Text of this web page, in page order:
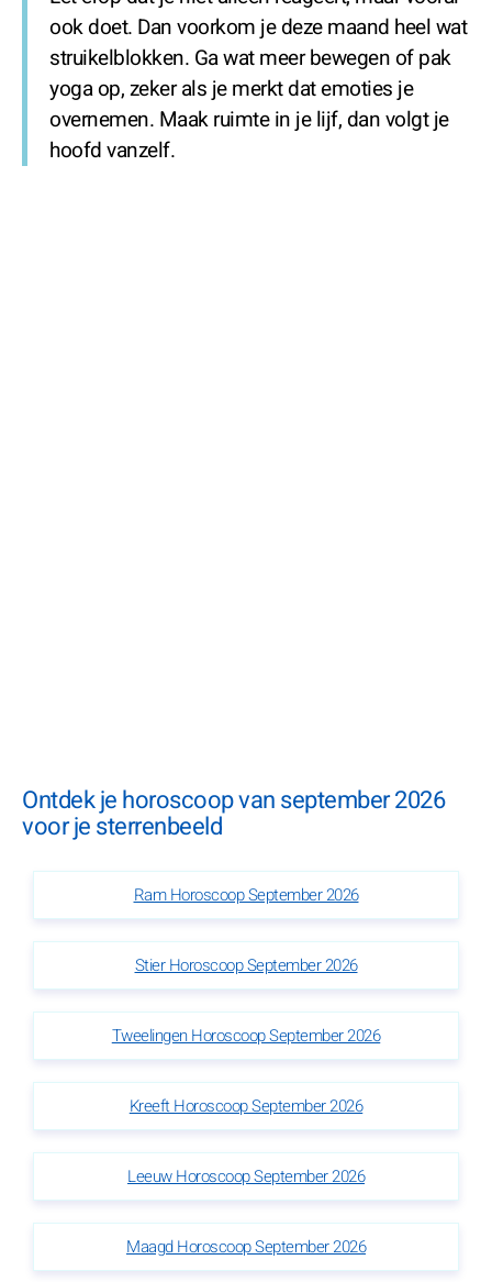
ook doet. Dan voorkom je deze maand heel wat
struikelblokken. Ga wat meer bewegen of pak
yoga op, zeker als je merkt dat emoties je
overnemen. Maak ruimte in je lijf, dan volgt je
hoofd vanzelf.
Ontdek je horoscoop van september 2026
voor je sterrenbeeld
Ram Horoscoop September 2026
Stier Horoscoop September 2026
Tweelingen Horoscoop September 2026
Kreeft Horoscoop September 2026
Leeuw Horoscoop September 2026
Maagd Horoscoop September 2026